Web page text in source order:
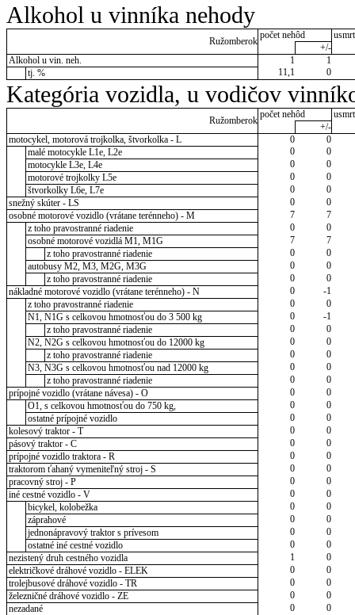
Alkohol u vinníka nehody
Ružomberok
počet nehôd
+/-
Alkohol u vin. neh.
1
1
tj. %
11,1 0
Kategória vozidla, u vodičov
Ružomberok
počet nehôd
+/-
motocykel, motorová trojkolka, štvorkolka - L
0
0
malé motocykle L1e, L2e
0
0
motocykle L3e, L4e
0
0
motorové trojkolky L5e
0
0
štvorkolky L6e, L7e
0
0
snežný skúter - LS
0
0
osobné motorové vozidlo (vrátane terénneho) - M
7
7
z toho pravostranné riadenie
0
0
osobné motorové vozidlá M1, M1G
7
7
z toho pravostranné riadenie
0
0
autobusy M2, M3, M2G, M3G
0
0
z toho pravostranné riadenie
0
0
nákladné motorové vozidlo (vrátane terénneho) - N
0
-1
z toho pravostranné riadenie
0
0
N1, N1G s celkovou hmotnosťou do 3 500 kg
0
-1
z toho pravostranné riadenie
0
0
N2, N2G s celkovou hmotnosťou do 12000 kg
0
0
z toho pravostranné riadenie
0
0
N3, N3G s celkovou hmotnosťou nad 12000 kg
0
0
z toho pravostranné riadenie
0
0
prípojné vozidlo (vrátane návesa) - O
0
0
O1, s celkovou hmotnosťou do 750 kg,
0
0
ostatné prípojné vozidlo
0
0
kolesový traktor - T
0
0
pásový traktor - C
0
0
prípojné vozidlo traktora - R
0
0
traktorom ťahaný vymeniteľný stroj - S
0
0
pracovný stroj - P
0
0
iné cestné vozidlo - V
0
0
bicykel, kolobežka
0
0
záprahové
0
0
jednonápravový traktor s prívesom
0
0
ostatné iné cestné vozidlo
0
0
nezistený druh cestného vozidla
1
0
električkové dráhové vozidlo - ELEK
0
0
trolejbusové dráhové vozidlo - TR
0
0
železničné dráhové vozidlo - ZE
0
0
nezadané
0 0